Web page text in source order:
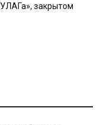
закрытом